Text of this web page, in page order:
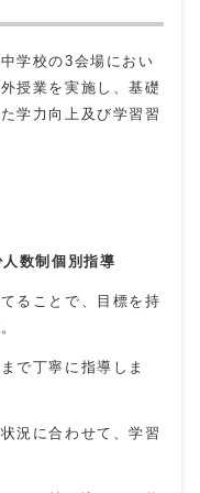
学校の3会場におい
授業を実施し、基礎
学力向上及び学習習
数制個別指導
ることで、目標を持
で丁寧に指導しま
況に合わせて、学習